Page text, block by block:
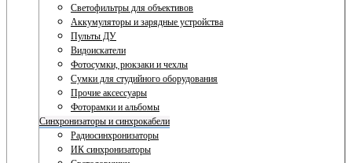
Светофильтры для объективов
Аккумуляторы и зарядные устройства
Пульты ДУ
Видоискатели
Фотосумки, рюкзаки и чехлы
Сумки для студийного оборудования
Прочие аксессуары
Фоторамки и альбомы
Синхронизаторы и синхрокабели
Радиосинхронизаторы
ИК синхронизаторы